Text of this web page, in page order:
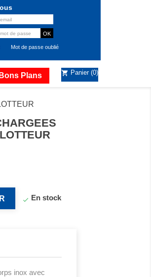
Mot de passe oublié
shopping_cart Panier (0)
Bons Plans
 En stock
inox avec